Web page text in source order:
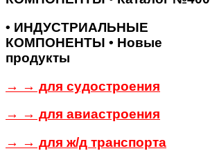
• ИНДУСТРИАЛЬНЫЕ
КОМПОНЕНТЫ • Новые
продукты
→ → для судостроения
→ → для авиастроения
→ → для ж/д транспорта